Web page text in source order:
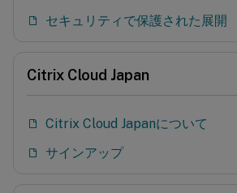
セキュリティで保護された展開
Citrix Cloud Japan
Citrix Cloud Japanについて
サインアップ